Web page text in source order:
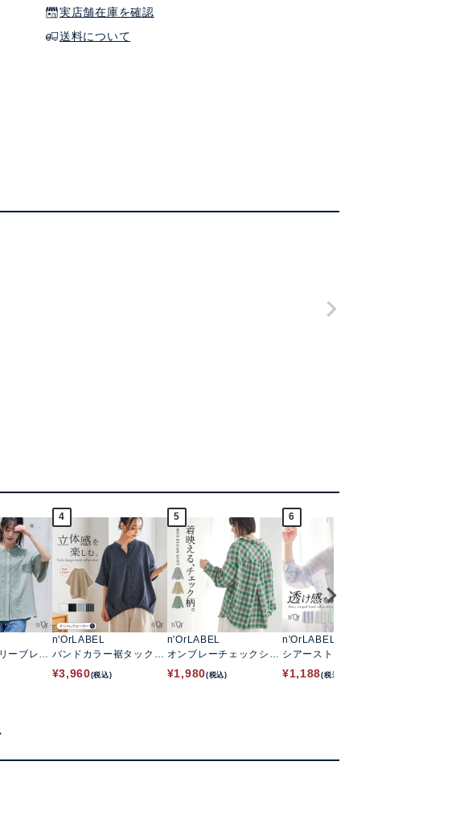
実店舗在庫を確認
送料について
ーブレー
4
n'OrLABEL
バンドカラー裾タックシ
ャツ
¥3,960(税込)
5
n'OrLABEL
オンブレーチェックシャ
ツ
¥1,980(税込)
6
n'OrLABEL
シアーストライプバンド
カラーシャツ
¥1,188(税込)